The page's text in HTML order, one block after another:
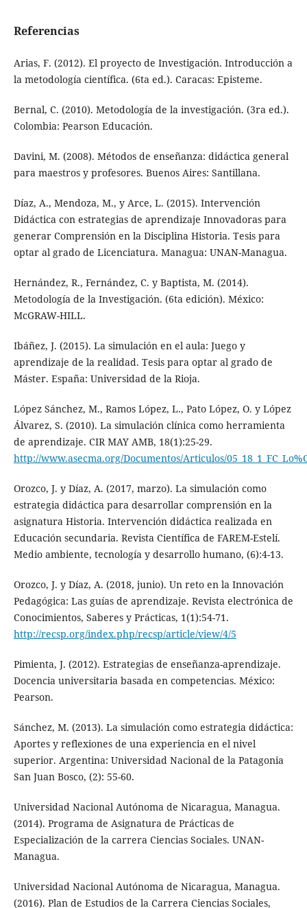
Referencias
Arias, F. (2012). El proyecto de Investigación. Introducción a
la metodología científica. (6ta ed.). Caracas: Episteme.
Bernal, C. (2010). Metodología de la investigación. (3ra ed.).
Colombia: Pearson Educación.
Davini, M. (2008). Métodos de enseñanza: didáctica general
para maestros y profesores. Buenos Aires: Santillana.
Díaz, A., Mendoza, M., y Arce, L. (2015). Intervención
Didáctica con estrategias de aprendizaje Innovadoras para
generar Comprensión en la Disciplina Historia. Tesis para
optar al grado de Licenciatura. Managua: UNAN-Managua.
Hernández, R., Fernández, C. y Baptista, M. (2014).
Metodología de la Investigación. (6ta edición). México:
McGRAW-HILL.
Ibáñez, J. (2015). La simulación en el aula: Juego y
aprendizaje de la realidad. Tesis para optar al grado de
Máster. España: Universidad de la Rioja.
López Sánchez, M., Ramos López, L., Pato López, O. y López
Álvarez, S. (2010). La simulación clínica como herramienta
de aprendizaje. CIR MAY AMB, 18(1):25-29.
http://www.asecma.org/Documentos/Articulos/
Orozco, J. y Díaz, A. (2017, marzo). La simulación como
estrategia didáctica para desarrollar comprensión en la
asignatura Historia. Intervención didáctica realizada en
Educación secundaria. Revista Científica de FAREM-Estelí.
Medio ambiente, tecnología y desarrollo humano, (6):4-13.
Orozco, J. y Díaz, A. (2018, junio). Un reto en la Innovación
Pedagógica: Las guías de aprendizaje. Revista electrónica de
Conocimientos, Saberes y Prácticas, 1(1):54-71.
http://recsp.org/index.php/recsp/article/view/4/5
Pimienta, J. (2012). Estrategias de enseñanza-aprendizaje.
Docencia universitaria basada en competencias. México:
Pearson.
Sánchez, M. (2013). La simulación como estrategia didáctica:
Aportes y reflexiones de una experiencia en el nivel
superior. Argentina: Universidad Nacional de la Patagonia
San Juan Bosco, (2): 55-60.
Universidad Nacional Autónoma de Nicaragua, Managua.
(2014). Programa de Asignatura de Prácticas de
Especialización de la carrera Ciencias Sociales. UNAN-
Managua.
Universidad Nacional Autónoma de Nicaragua, Managua.
(2016). Plan de Estudios de la Carrera Ciencias Sociales,